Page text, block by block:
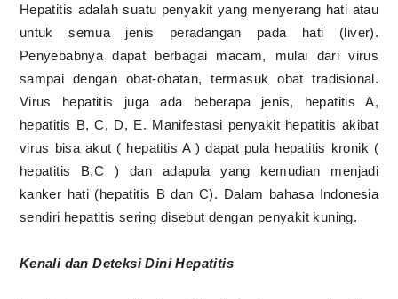
Hepatitis adalah suatu penyakit yang menyerang hati atau
untuk semua jenis peradangan pada hati (liver).
Penyebabnya dapat berbagai macam, mulai dari virus
sampai dengan obat-obatan, termasuk obat tradisional.
Virus hepatitis juga ada beberapa jenis, hepatitis A,
hepatitis B, C, D, E. Manifestasi penyakit hepatitis akibat
virus bisa akut ( hepatitis A ) dapat pula hepatitis kronik (
hepatitis B,C ) dan adapula yang kemudian menjadi
kanker hati (hepatitis B dan C). Dalam bahasa Indonesia
sendiri hepatitis sering disebut dengan penyakit kuning.
Kenali dan Deteksi Dini Hepatitis